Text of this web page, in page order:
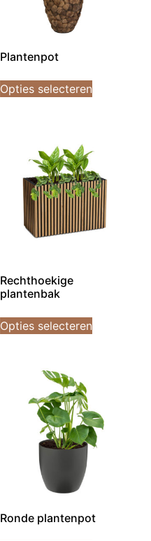
Plantenpot
Opties selecteren
Rechthoekige
plantenbak
Opties selecteren
Ronde plantenpot